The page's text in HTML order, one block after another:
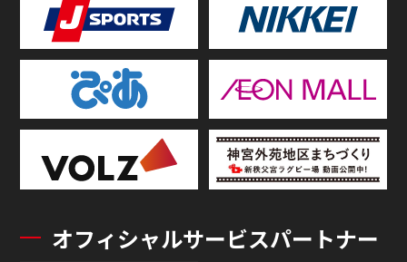
オフィシャルサービスパートナー